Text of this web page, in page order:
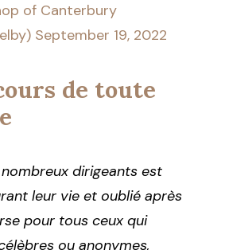
of Canterbury
September 19, 2022
de toute
dirigeants est
leur vie et oublié après
pour tous ceux qui
ou anonymes,